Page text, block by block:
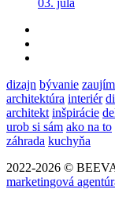
dizajn bývanie
architektúra interiér
architekt inšpirácie
urob si sám ako na to
záhrada kuchyňa
2022-2026 ©
marketingová